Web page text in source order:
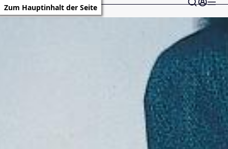
Zum Hauptinhalt der Seite